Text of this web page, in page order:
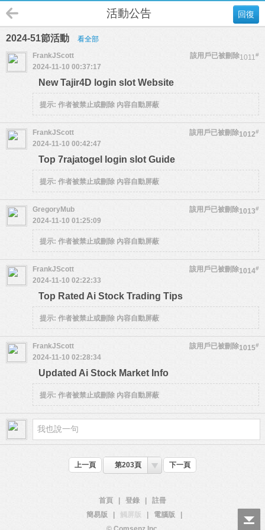
回復
活動公告
2024-51節活動 看全部
1011#
FrankJScott
該用戶已被刪除
2024-11-10 00:37:17
New Tajir4D login slot Website
提示: 作者被禁止或刪除 內容自動屏蔽
1012#
FrankJScott
該用戶已被刪除
2024-11-10 00:42:47
Top 7rajatogel login slot Guide
提示: 作者被禁止或刪除 內容自動屏蔽
1013#
GregoryMub
該用戶已被刪除
2024-11-10 01:25:09
提示: 作者被禁止或刪除 內容自動屏蔽
1014#
FrankJScott
該用戶已被刪除
2024-11-10 02:22:33
Top Rated Ai Stock Trading Tips
提示: 作者被禁止或刪除 內容自動屏蔽
1015#
FrankJScott
該用戶已被刪除
2024-11-10 02:28:34
Updated Ai Stock Market Info
提示: 作者被禁止或刪除 內容自動屏蔽
上一頁 第203頁 下一頁
首頁 登錄
註冊
簡易版
觸屏版 電腦版